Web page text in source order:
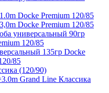
Docke Premium 120/85
Docke Premium 120/85
универсальный 90гр
120/85
135гр Docke
85
(120/90)
Grand Line Классика